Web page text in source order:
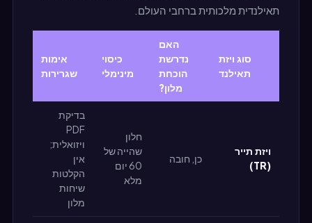
תאילנדית מלכותית ברחבי העולם.
סוג ויזת
תאילנד
האם
נדרשת
הוכחת
מלון?
כיסוי
מינימלי
אימות
שגרירות
ויזת תייר
(TR)
כן, חובה
חלון
שהייה של
60 יום
מלא
בדיקת
PDF
ויזואלית;
אין
הקלטות
שיחות
מלון